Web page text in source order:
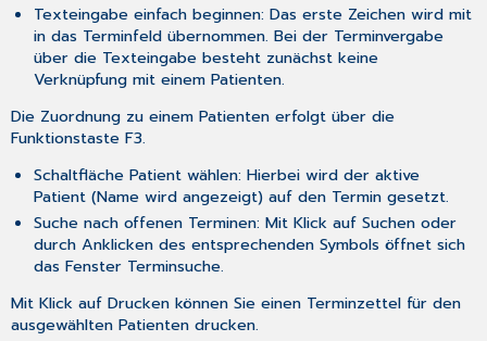
Texteingabe einfach beginnen: Das erste Zeichen wird mit
in das Terminfeld übernommen. Bei der Terminvergabe
über die Texteingabe besteht zunächst keine
Verknüpfung mit einem Patienten.
Die Zuordnung zu einem Patienten erfolgt über die
Funktionstaste F3.
Schaltfläche Patient wählen: Hierbei wird der aktive
Patient (Name wird angezeigt) auf den Termin gesetzt.
Suche nach offenen Terminen: Mit Klick auf Suchen oder
durch Anklicken des entsprechenden Symbols öffnet sich
das Fenster Terminsuche.
Mit Klick auf Drucken können Sie einen Terminzettel für den
ausgewählten Patienten drucken.